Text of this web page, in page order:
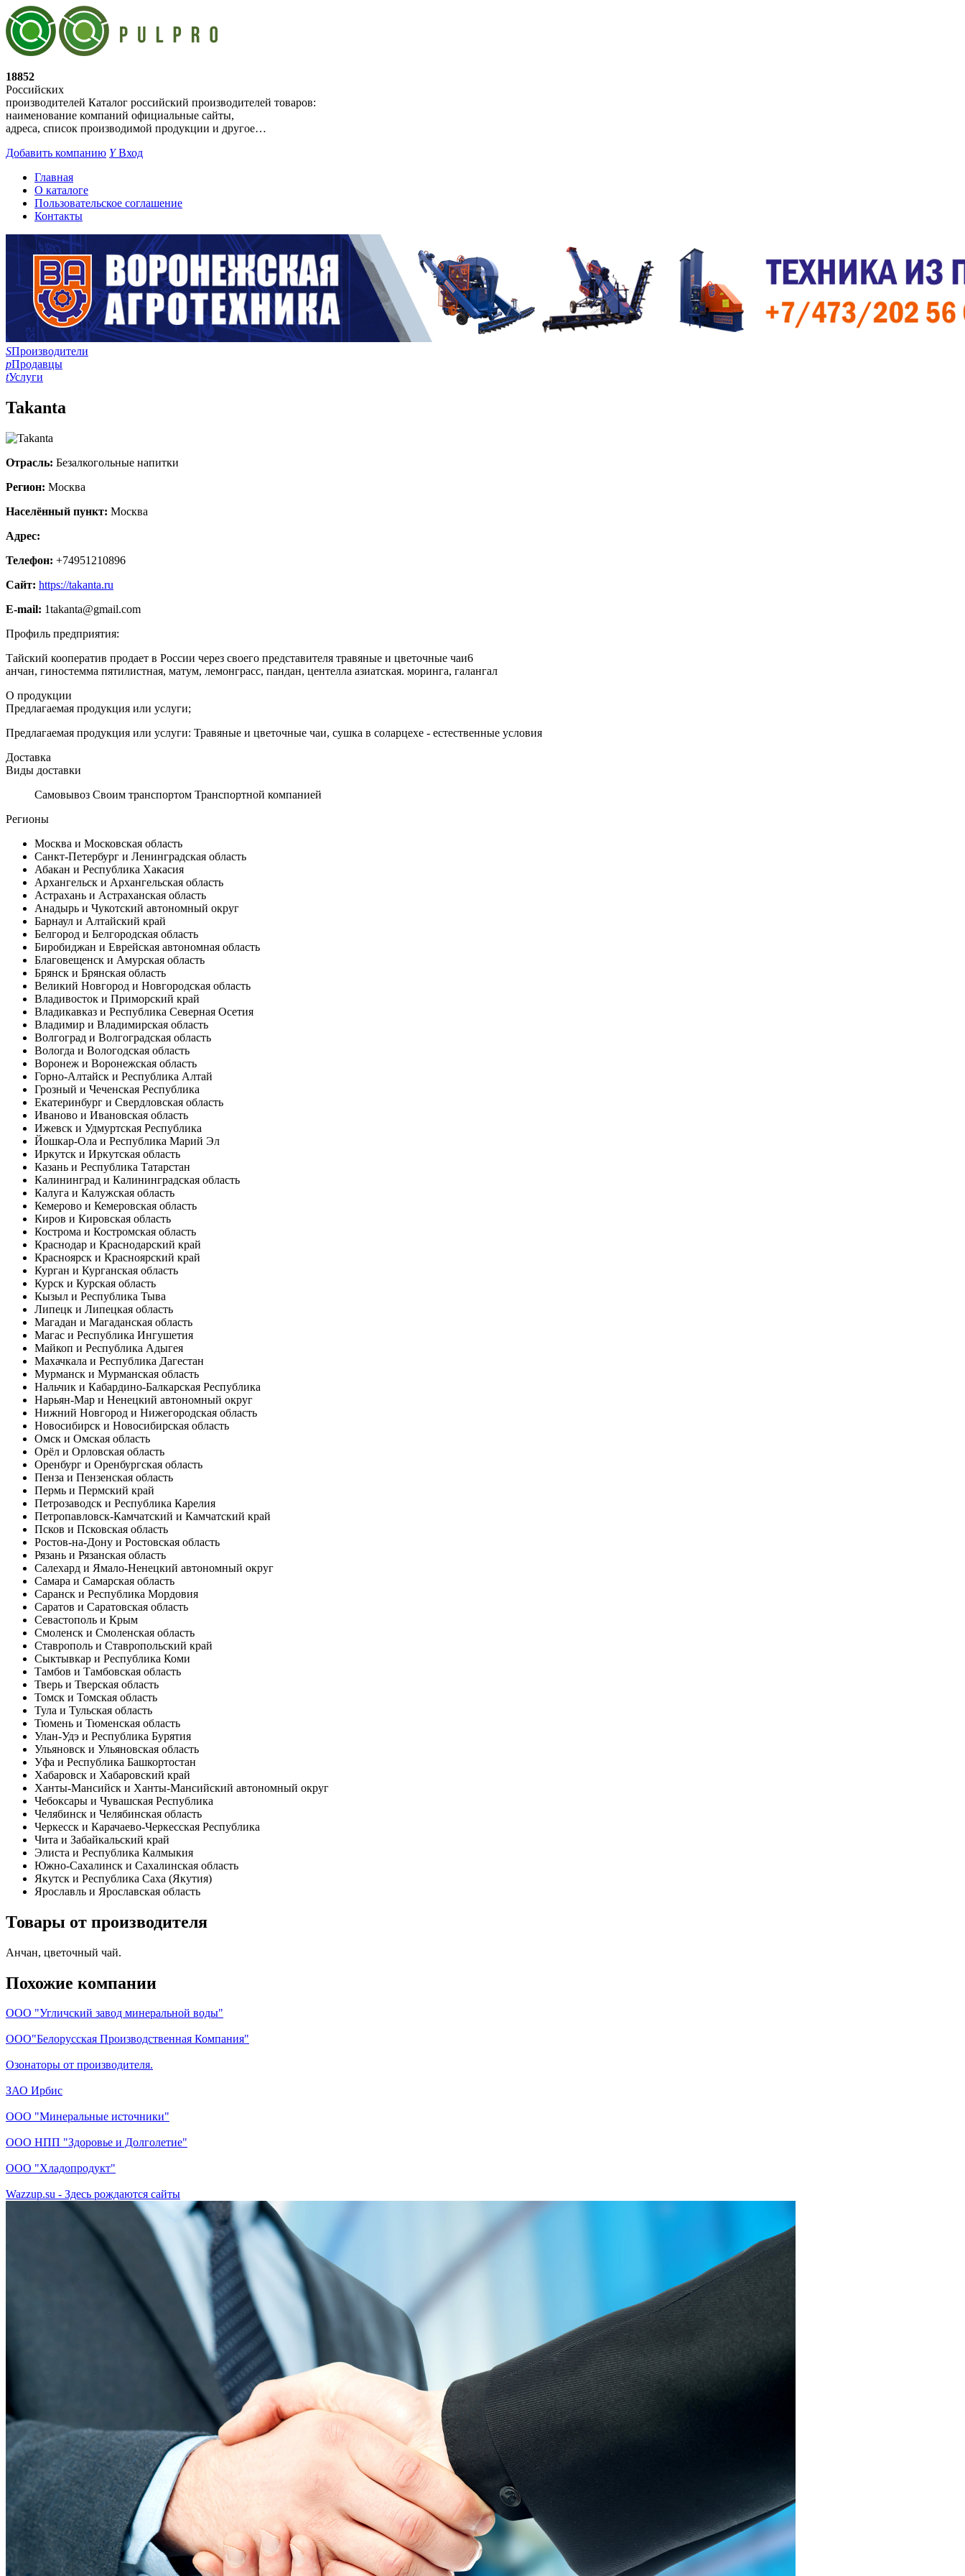
18852
Российских
производителей Каталог российский производителей товаров:
наименование компаний официальные сайты,
адреса, список производимой продукции и другое…
Добавить компанию YВход
Главная
О каталоге
Пользовательское соглашение
Контакты
SПроизводители
pПродавцы
tУслуги
Takanta
Отрасль: Безалкогольные напитки
Регион: Москва
Населённый пункт: Москва
Адрес:
Телефон: +74951210896
Сайт: https://takanta.ru
E-mail: 1takanta@gmail.com
Профиль предприятия:
Тайский кооператив продает в России через своего представителя травяные и цветочные чаи6
анчан, гиностемма пятилистная, матум, лемонграсс, пандан, центелла азиатская. моринга, галангал
О продукции
Предлагаемая продукция или услуги;
Предлагаемая продукция или услуги: Травяные и цветочные чаи, сушка в соларцехе - естественные условия
Доставка
Виды доставки
Самовывоз Своим транспортом Транспортной компанией
Регионы
Москва и Московская область
Санкт-Петербург и Ленинградская область
Абакан и Республика Хакасия
Архангельск и Архангельская область
Астрахань и Астраханская область
Анадырь и Чукотский автономный округ
Барнаул и Алтайский край
Белгород и Белгородская область
Биробиджан и Еврейская автономная область
Благовещенск и Амурская область
Брянск и Брянская область
Великий Новгород и Новгородская область
Владивосток и Приморский край
Владикавказ и Республика Северная Осетия
Владимир и Владимирская область
Волгоград и Волгоградская область
Вологда и Вологодская область
Воронеж и Воронежская область
Горно-Алтайск и Республика Алтай
Грозный и Чеченская Республика
Екатеринбург и Свердловская область
Иваново и Ивановская область
Ижевск и Удмуртская Республика
Йошкар-Ола и Республика Марий Эл
Иркутск и Иркутская область
Казань и Республика Татарстан
Калининград и Калининградская область
Калуга и Калужская область
Кемерово и Кемеровская область
Киров и Кировская область
Кострома и Костромская область
Краснодар и Краснодарский край
Красноярск и Красноярский край
Курган и Курганская область
Курск и Курская область
Кызыл и Республика Тыва
Липецк и Липецкая область
Магадан и Магаданская область
Магас и Республика Ингушетия
Майкоп и Республика Адыгея
Махачкала и Республика Дагестан
Мурманск и Мурманская область
Нальчик и Кабардино-Балкарская Республика
Нарьян-Мар и Ненецкий автономный округ
Нижний Новгород и Нижегородская область
Новосибирск и Новосибирская область
Омск и Омская область
Орёл и Орловская область
Оренбург и Оренбургская область
Пенза и Пензенская область
Пермь и Пермский край
Петрозаводск и Республика Карелия
Петропавловск-Камчатский и Камчатский край
Псков и Псковская область
Ростов-на-Дону и Ростовская область
Рязань и Рязанская область
Салехард и Ямало-Ненецкий автономный округ
Самара и Самарская область
Саранск и Республика Мордовия
Саратов и Саратовская область
Севастополь и Крым
Смоленск и Смоленская область
Ставрополь и Ставропольский край
Сыктывкар и Республика Коми
Тамбов и Тамбовская область
Тверь и Тверская область
Томск и Томская область
Тула и Тульская область
Тюмень и Тюменская область
Улан-Удэ и Республика Бурятия
Ульяновск и Ульяновская область
Уфа и Республика Башкортостан
Хабаровск и Хабаровский край
Ханты-Мансийск и Ханты-Мансийский автономный округ
Чебоксары и Чувашская Республика
Челябинск и Челябинская область
Черкесск и Карачаево-Черкесская Республика
Чита и Забайкальский край
Элиста и Республика Калмыкия
Южно-Сахалинск и Сахалинская область
Якутск и Республика Саха (Якутия)
Ярославль и Ярославская область
Товары от производителя
Анчан, цветочный чай.
Похожие компании
ООО "Угличский завод минеральной воды"
ООО"Белорусская Производственная Компания"
Озонаторы от производителя.
ЗАО Ирбис
ООО "Минеральные источники"
ООО НПП "Здоровье и Долголетие"
ООО "Хладопродукт"
Wazzup.su - Здесь рождаются сайты